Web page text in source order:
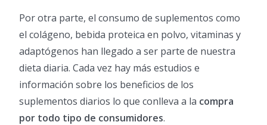
Por otra parte, el consumo de suplementos como
el colágeno, bebida proteica en polvo, vitaminas y
adaptógenos han llegado a ser parte de nuestra
dieta diaria. Cada vez hay más estudios e
información sobre los beneficios de los
suplementos diarios lo que conlleva a la compra
por todo tipo de consumidores.